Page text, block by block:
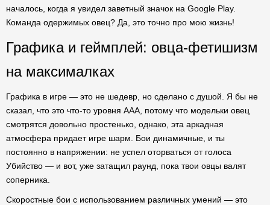
началось, когда я увидел заветный значок на Google Play.
Команда одержимых овец? Да, это точно про мою жизнь!
Графика и геймплей: овца-фетишизм
на максималках
Графика в игре — это не шедевр, но сделано с душой. Я бы не
сказал, что это что-то уровня AAA, потому что модельки овец
смотрятся довольно простенько, однако, эта аркадная
атмосфера придает игре шарм. Бои динамичные, и ты
постоянно в напряжении: не успел оторваться от голоса
Убийство — и вот, уже затащил раунд, пока твои овцы валят
соперника.
Скоростные бои с использованием различных умений — это